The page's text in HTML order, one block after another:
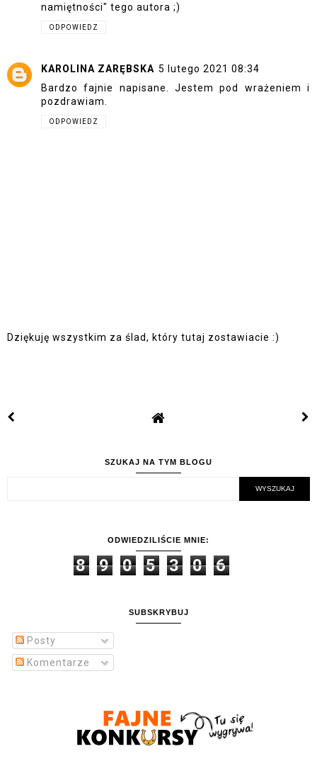
namiętności" tego autora ;)
ODPOWIEDZ
KAROLINA ZARĘBSKA 5 lutego 2021 08:34
Bardzo fajnie napisane. Jestem pod wrażeniem i
pozdrawiam.
ODPOWIEDZ
Dziękuję wszystkim za ślad, który tutaj zostawiacie :)
SZUKAJ NA TYM BLOGU
ODWIEDZILIŚCIE MNIE:
8 9 0 5 3 0 6
SUBSKRYBUJ
Posty
Komentarze